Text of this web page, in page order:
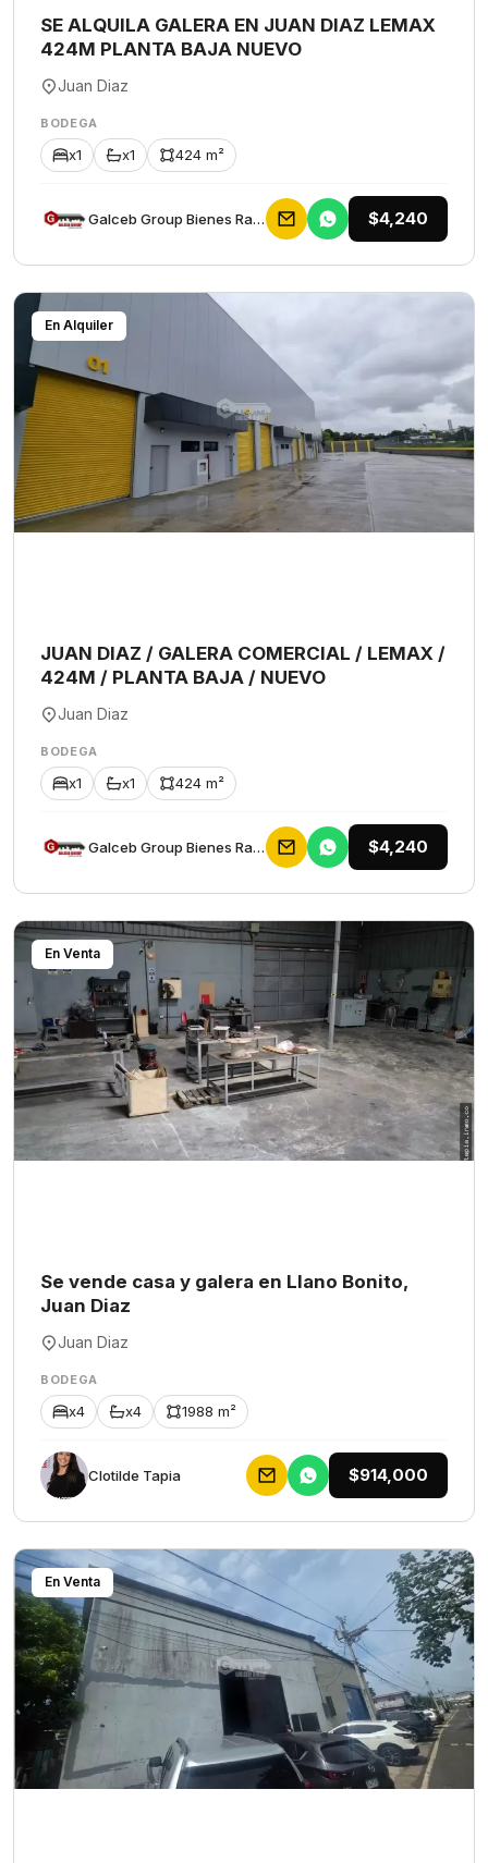
SE ALQUILA GALERA EN JUAN DIAZ LEMAX
424M PLANTA BAJA NUEVO
Juan Diaz
BODEGA
x1 x1 424 m²
Galceb Group Bienes Raices $4,240
En Alquiler
JUAN DIAZ / GALERA COMERCIAL / LEMAX /
424M / PLANTA BAJA / NUEVO
Juan Diaz
BODEGA
x1 x1 424 m²
Galceb Group Bienes Raices $4,240
En Venta
Se vende casa y galera en Llano Bonito,
Juan Diaz
Juan Diaz
BODEGA
x4 x4 1988 m²
Clotilde Tapia $914,000
En Venta